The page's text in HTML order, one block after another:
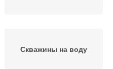
Скважины на воду